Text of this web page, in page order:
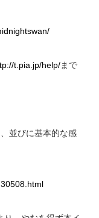
t.pia.jp/help/まで
並びに基本的な感